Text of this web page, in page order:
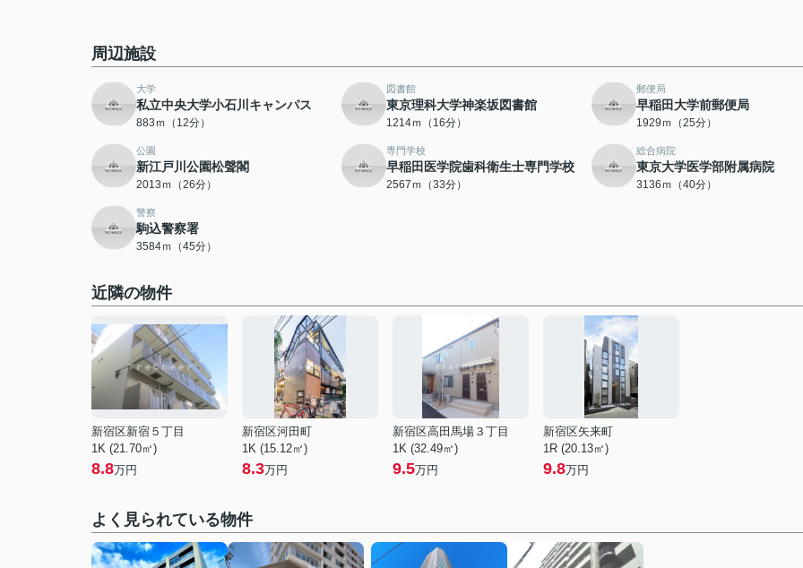
周辺施設
大学
私立中央大学小石川キャンパス
883ｍ（12分）
図書館
東京理科大学神楽坂図書館
1214ｍ（16分）
郵便局
早稲田大学前郵便局
1929ｍ（25分）
公園
新江戸川公園松聲閣
2013ｍ（26分）
専門学校
早稲田医学院歯科衛生士専門学校
2567ｍ（33分）
総合病院
東京大学医学部附属病院
3136ｍ（40分）
警察
駒込警察署
3584ｍ（45分）
近隣の物件
新宿区新宿５丁目
1K (21.70㎡)
8.8万円
新宿区河田町
1K (15.12㎡)
8.3万円
新宿区高田馬場３丁目
1K (32.49㎡)
9.5万円
新宿区矢来町
1R (20.13㎡)
9.8万円
よく見られている物件